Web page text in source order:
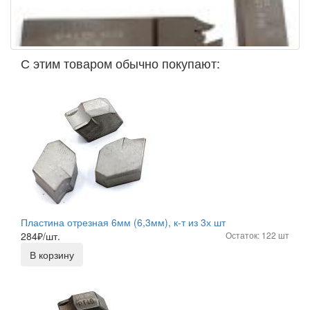
С этим товаром обычно покупают:
Пластина отрезная 6мм (6,3мм), к-т из 3х шт
284₽/шт. Остаток: 122 шт
В корзину